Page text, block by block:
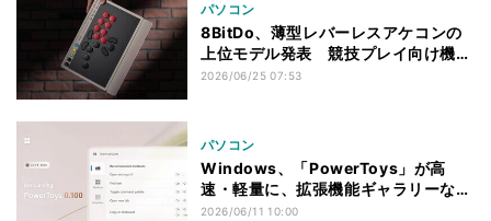
パソコン
8BitDo、薄型レバーレスアケコンの
上位モデル発表 競技プレイ向け機能
を強化
2026/06/25 07:53
パソコン
Windows、「PowerToys」が高
速・軽量に、拡張機能ギャラリーなど
新機能も
2026/06/11 10:00